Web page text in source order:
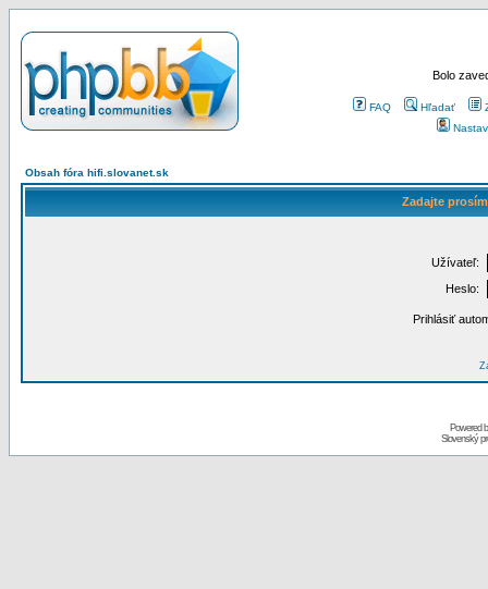
Bolo
FAQ Hľadať
Obsah fóra hifi.slovanet.sk
Zadajte
Užívateľ:
Heslo:
Prihlásiť
Powered
Slovenský